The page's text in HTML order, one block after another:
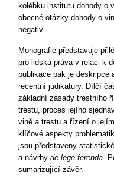
kolébku institutu dohody o
obecné otázky dohody o
negativ.
Monografie představuje
pro lidská práva v relaci k
publikace pak je deskripce
recentní judikatury. Dílčí
základní zásady trestního
trestu, proces jejího
vině a trestu a řízení o
klíčové aspekty
jsou představeny
a návrhy de lege ferenda .
sumarizující závěr.